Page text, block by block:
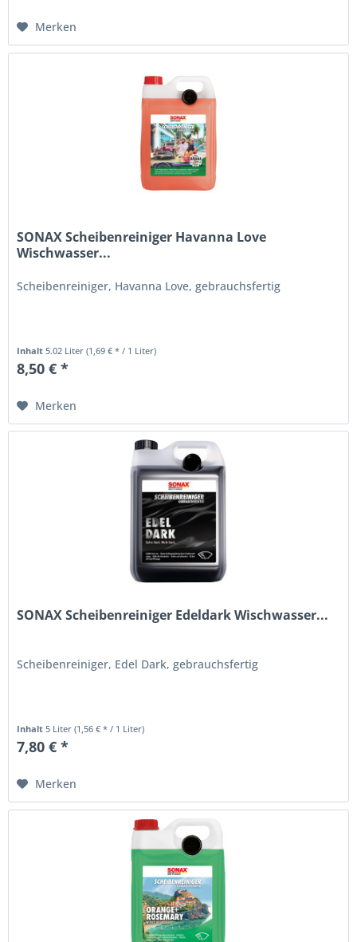
Merken
SONAX Scheibenreiniger Havanna Love
Wischwasser...
Scheibenreiniger, Havanna Love, gebrauchsfertig
Inhalt 5.02 Liter(1,69 € * / 1 Liter)
8,50 € *
Merken
SONAX Scheibenreiniger Edeldark Wischwasser...
Scheibenreiniger, Edel Dark, gebrauchsfertig
Inhalt5 Liter(1,56 € * / 1 Liter)
7,80 € *
Merken